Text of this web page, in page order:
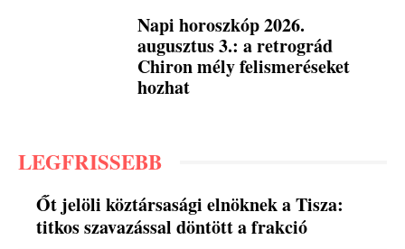
Napi horoszkóp 2026.
augusztus 3.: a retrográd
Chiron mély felismeréseket
hozhat
LEGFRISSEBB
Őt jelöli köztársasági elnöknek a Tisza:
titkos szavazással döntött a frakció